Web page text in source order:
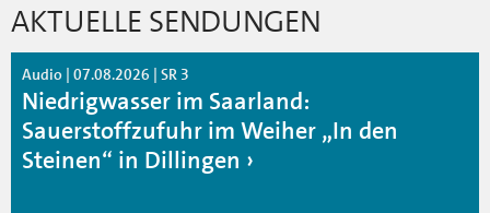
AKTUELLE SENDUNGEN
Audio | 07.08.2026 | SR 3
Niedrigwasser im Saarland:
Sauerstoffzufuhr im Weiher „In den
Steinen“ in Dillingen